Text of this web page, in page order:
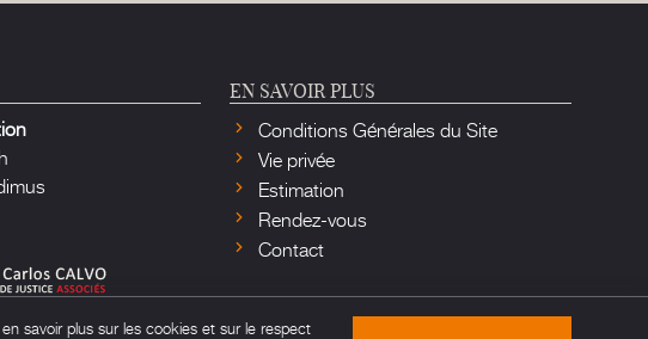
EN SAVOIR PLUS
Conditions Générales du Site
Vie privée
Estimation
Rendez-vous
Contact
savoir plus sur les cookies et sur le respect